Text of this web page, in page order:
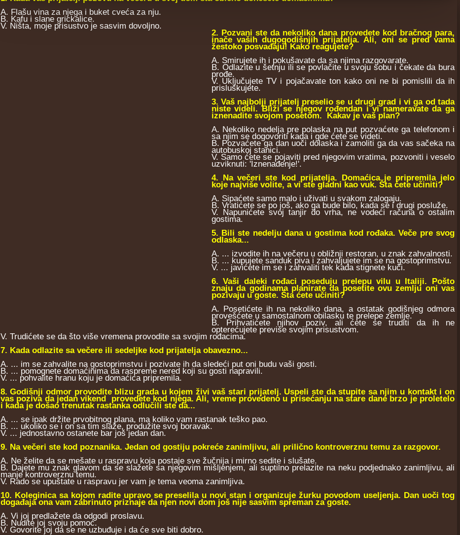
A. Flašu vina za njega i buket cveća za nju.
B. Kafu i slane grickalice.
V. Ništa, moje prisustvo je sasvim dovoljno.
2. Pozvani ste da nekoliko dana provedete kod bračnog para,
inače vaših dugogodišnjih prijatelja. Ali, oni se pred vama
žestoko posvađaju! Kako reagujete?
A. Smirujete ih i pokušavate da sa njima razgovarate.
B. Odlazite u šetnju ili se povlačite u svoju sobu i čekate da bura
prođe.
V. Uključujete TV i pojačavate ton kako oni ne bi pomislili da ih
prisluškujete.
3. Vaš najbolji prijatelj preselio se u drugi grad i vi ga od tada
niste videli. Bliži se njegov rođendan i vi nameravate da ga
iznenadite svojom posetom. Kakav je vaš plan?
A. Nekoliko nedelja pre polaska na put pozvaćete ga telefonom i
sa njim se dogovoriti kada i gde ćete se videti.
B. Pozvaćete ga dan uoči dolaska i zamoliti ga da vas sačeka na
autobuskoj stanici.
V. Samo ćete se pojaviti pred njegovim vratima, pozvoniti i veselo
uzviknuti: 'Iznenađenje!'.
4. Na večeri ste kod prijatelja. Domaćica je pripremila jelo
koje najviše volite, a vi ste gladni kao vuk. Šta ćete učiniti?
A. Sipaćete samo malo i uživati u svakom zalogaju.
B. Vratićete se po još, ako ga bude bilo, kada se i drugi posluže.
V. Napunićete svoj tanjir do vrha, ne vodeći računa o ostalim
gostima.
5. Bili ste nedelju dana u gostima kod rođaka. Veče pre svog
odlaska...
A. ... izvodite ih na večeru u obližnji restoran, u znak zahvalnosti.
B. ... kupujete sanduk piva i zahvaljujete im se na gostoprimstvu.
V. ... javićete im se i zahvaliti tek kada stignete kući.
6. Vaši daleki rođaci poseduju prelepu vilu u Italiji. Pošto
znaju da godinama planirate da posetite ovu zemlju oni vas
pozivaju u goste. Šta ćete učiniti?
A. Posetićete ih na nekoliko dana, a ostatak godišnjeg odmora
provešćete u samostalnom obilasku te prelepe zemlje.
B. Prihvatićete njihov poziv, ali ćete se truditi da ih ne
opterećujete previše svojim prisustvom.
V. Trudićete se da što više vremena provodite sa svojim rođacima.
7. Kada odlazite sa večere ili sedeljke kod prijatelja obavezno...
A. ... im se zahvalite na gostoprimstvu i pozivate ih da sledeći put oni budu vaši gosti.
B. ... pomognete domaćinima da raspreme nered koji su gosti napravili.
V. ... pohvalite hranu koju je domaćica pripremila.
8. Godišnji odmor provodite blizu grada u kojem živi vaš stari prijatelj. Uspeli ste da stupite sa njim u kontakt i on
vas poziva da jedan vikend provedete kod njega. Ali, vreme provedeno u prisećanju na stare dane brzo je proletelo
i kada je došao trenutak rastanka odlučili ste da...
A. ... se ipak držite prvobitnog plana, ma koliko vam rastanak teško pao.
B. ... ukoliko se i on sa tim slaže, produžite svoj boravak.
V. ... jednostavno ostanete bar još jedan dan.
9. Na večeri ste kod poznanika. Jedan od gostiju pokreće zanimljivu, ali prilično kontroverznu temu za razgovor.
A. Ne želite da se mešate u raspravu koja postaje sve žučnija i mirno sedite i slušate.
B. Dajete mu znak glavom da se slažete sa njegovim mišljenjem, ali suptilno prelazite na neku podjednako zanimljivu, ali
manje kontroverznu temu.
V. Rado se upuštate u raspravu jer vam je tema veoma zanimljiva.
10. Koleginica sa kojom radite upravo se preselila u novi stan i organizuje žurku povodom useljenja. Dan uoči tog
događaja ona vam zabrinuto priznaje da njen novi dom još nije sasvim spreman za goste.
A. Vi joj predlažete da odgodi proslavu.
B. Nudite joj svoju pomoć.
V. Govorite joj da se ne uzbuđuje i da će sve biti dobro.